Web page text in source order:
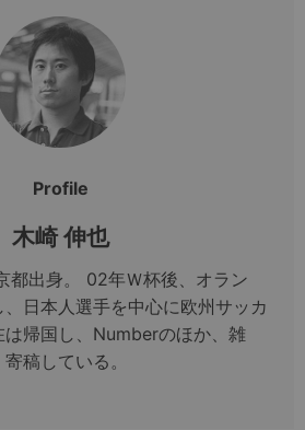
Profile
木崎 伸也
都出身。 02年Ｗ杯後、オラン
日本人選手を中心に欧州サッカ
は帰国し、Numberのほか、雑
稿している。